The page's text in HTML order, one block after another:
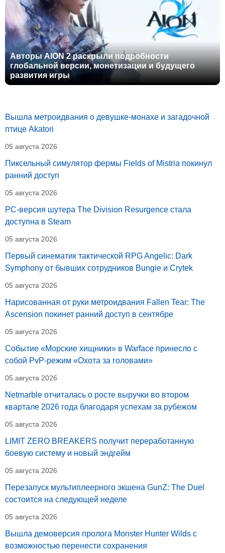
Авторы AION 2 раскрыли подробности
глобальной версии, монетизации и будущего
развития игры
Вышла метроидвания о девушке-монахе и загадочной
птице Akatori
05 августа 2026
Пиксельный симулятор фермы Fields of Mistria покинул
ранний доступ
05 августа 2026
PC-версия шутера The Division Resurgence стала
доступна в Steam
05 августа 2026
Первый синематик тактической RPG Angelic: Dark
Symphony от бывших сотрудников Bungie и Crytek
05 августа 2026
Нарисованная от руки метроидвания Fallen Tear: The
Ascension покинет ранний доступ в сентябре
05 августа 2026
Событие «Морские хищники» в Warface принесло с
собой PvP-режим «Охота за головами»
05 августа 2026
Netmarble отчиталась о росте выручки во втором
квартале 2026 года благодаря успехам за рубежом
05 августа 2026
LIMIT ZERO BREAKERS получит переработанную
боевую систему и новый эндгейм
05 августа 2026
Перезапуск мультиплеерного экшена GunZ: The Duel
состоится на следующей неделе
05 августа 2026
Вышла демоверсия пролога Monster Hunter Wilds с
возможностью перенести сохранения